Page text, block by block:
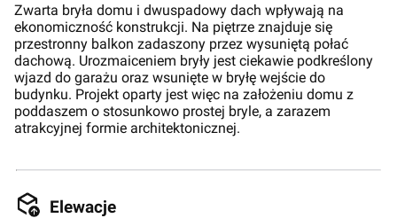
Zwarta bryła domu i dwuspadowy dach wpływają na
ekonomiczność konstrukcji. Na piętrze znajduje się
przestronny balkon zadaszony przez wysuniętą połać
dachową. Urozmaiceniem bryły jest ciekawie podkreślony
wjazd do garażu oraz wsunięte w bryłę wejście do
budynku. Projekt oparty jest więc na założeniu domu z
poddaszem o stosunkowo prostej bryle, a zarazem
atrakcyjnej formie architektonicznej.
Elewacje